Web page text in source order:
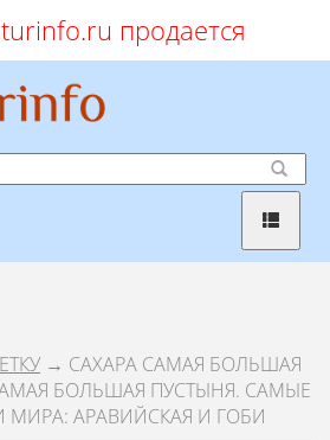
продается
→ САХАРА САМАЯ БОЛЬШАЯ
БОЛЬШАЯ ПУСТЫНЯ. САМЫЕ
АРАВИЙСКАЯ И ГОБИ